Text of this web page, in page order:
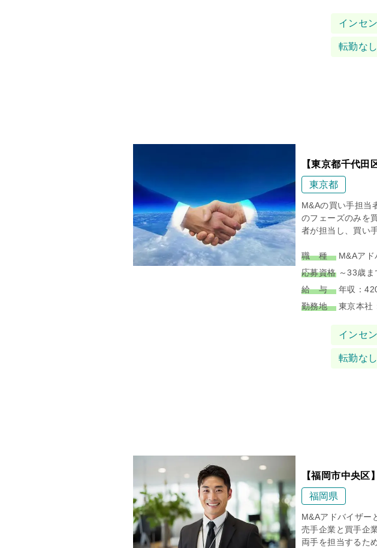
インセ
転勤なし
【東京都千代
東京都
M&Aの買い手担当
のフェーズのみを
者が担当し、買い
職 種M&Aアド
応募資格～33歳ま
給 与年収：
勤務地東京本社
インセ
転勤なし
【福岡市中央区
福岡県
M&Aアドバイザー
売手企業と買手企
両手を担当するた